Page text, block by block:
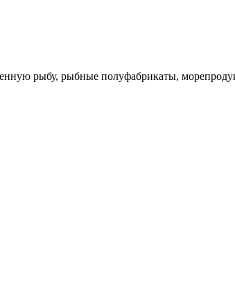
рыбу, рыбные полуфабрикаты,